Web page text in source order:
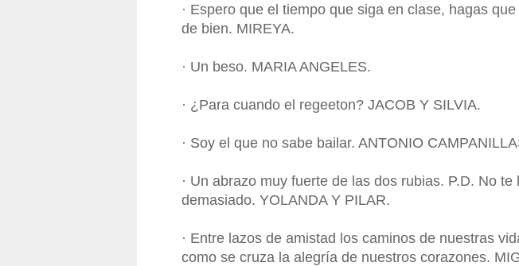
· Espero que el tiempo que siga en clase, hagas
de bien. MIREYA.
· Un beso. MARIA ANGELES.
· ¿Para cuando el regeeton? JACOB Y SILVIA.
· Soy el que no sabe bailar. ANTONIO
· Un abrazo muy fuerte de las dos rubias. P.D. No te
demasiado. YOLANDA Y PILAR.
· Entre lazos de amistad los caminos de nuestras
como se cruza la alegría de nuestros corazones.